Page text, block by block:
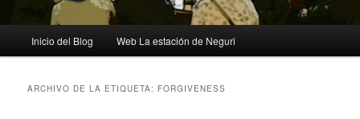
principal
Inicio del Blog Web La estación de Neguri
ARCHIVO DE LA ETIQUETA: FORGIVENESS